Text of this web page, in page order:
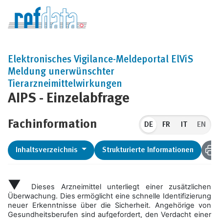
AIPS - Einzelabfrage
Elektronisches Vigilance-Meldeportal ElViS
Meldung unerwünschter
Tierarzneimittelwirkungen
Fachinformation DE EN
Inhaltsverzeichnis Strukturierte Informationen